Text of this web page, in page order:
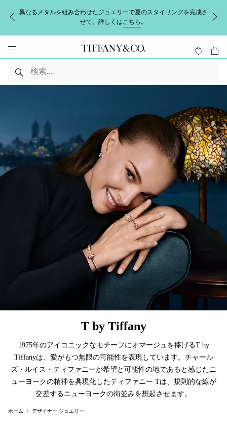
異なるメタルを組み合わせたジュエリーで夏のスタイリングを完成さ
せて。詳しくはこちら 。
T by Tiffany
1975年のアイコニックなモチーフにオマージュを捧げるT by
Tiffanyは、愛がもつ無限の可能性を表現しています。チャール
ズ・ルイス・ティファニーが希望と可能性の地であると感じたニ
ューヨークの精神を具現化したティファニー Tは、規則的な線が
交差するニューヨークの街並みを想起させます。
ホーム デザイナー ジュエリー